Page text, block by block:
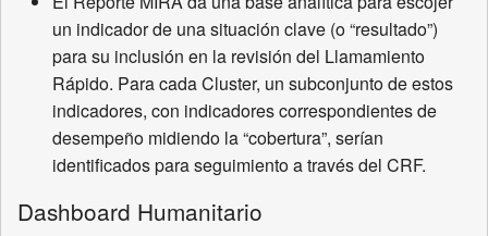
un indicador de una situación clave (o “resultado”)
para su inclusión en la revisión del Llamamiento
Rápido. Para cada Cluster, un subconjunto de estos
indicadores, con indicadores correspondientes de
desempeño midiendo la “cobertura”, serían
identificados para seguimiento a través del CRF.
Dashboard Humanitario